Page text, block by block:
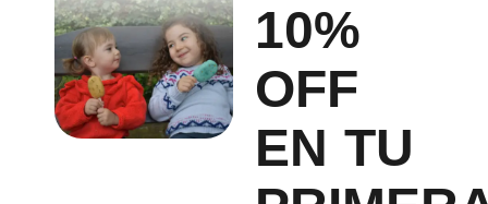
10%
OFF
EN TU